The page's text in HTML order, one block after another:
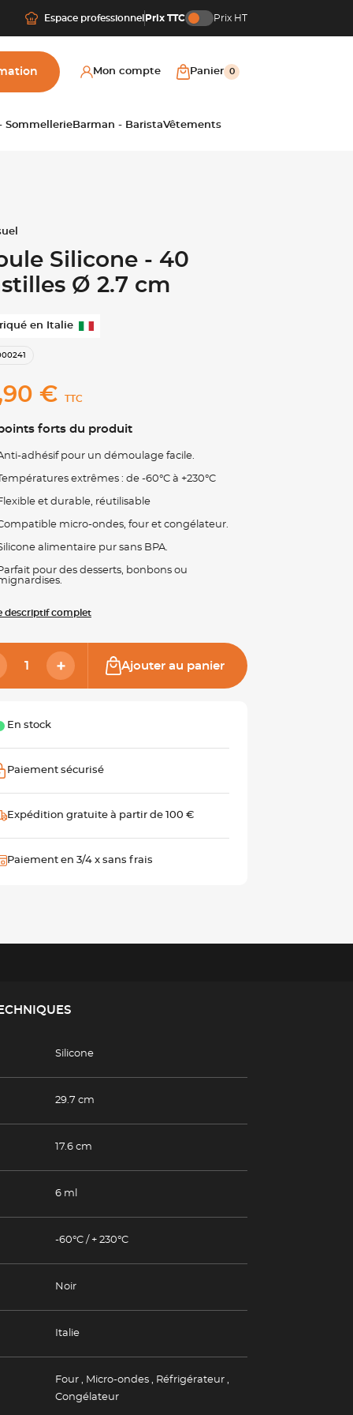
Espace professionnel Prix TTC Prix HT
Mon compte Panier 0
Sommellerie Barman - BaristaVêtements
Silicone - 40
Ø 2.7 cm
en Italie
€ TTC
forts du produit
adhésif pour un démoulage facile.
extrêmes : de -60°C à +230°C
et durable, réutilisable
micro-ondes, four et congélateur.
alimentaire pur sans BPA.
pour des desserts, bonbons ou
descriptif complet
Ajouter au panier
En stock
Paiement sécurisé
Expédition gratuite à partir de 100 €
Paiement en 3/4 x sans frais
Silicone
29.7 cm
17.6 cm
6 ml
-60°C / + 230°C
Noir
Italie
Four , Micro-ondes , Réfrigérateur ,
Congélateur